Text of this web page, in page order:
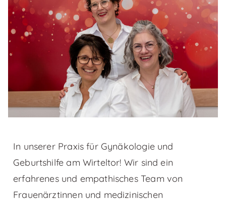
In unserer Praxis für Gynäkologie und
Geburtshilfe am Wirteltor! Wir sind ein
erfahrenes und empathisches Team von
Frauenärztinnen und medizinischen